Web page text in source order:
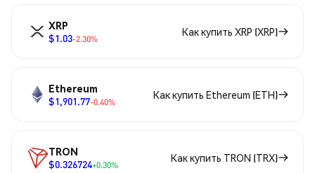
XRP
$1.03-2.30%
Как купить XRP (XRP)
Ethereum
$1,901.77-0.40%
Как купить Ethereum (ETH)
TRON
$0.326724+0.30%
Как купить TRON (TRX)